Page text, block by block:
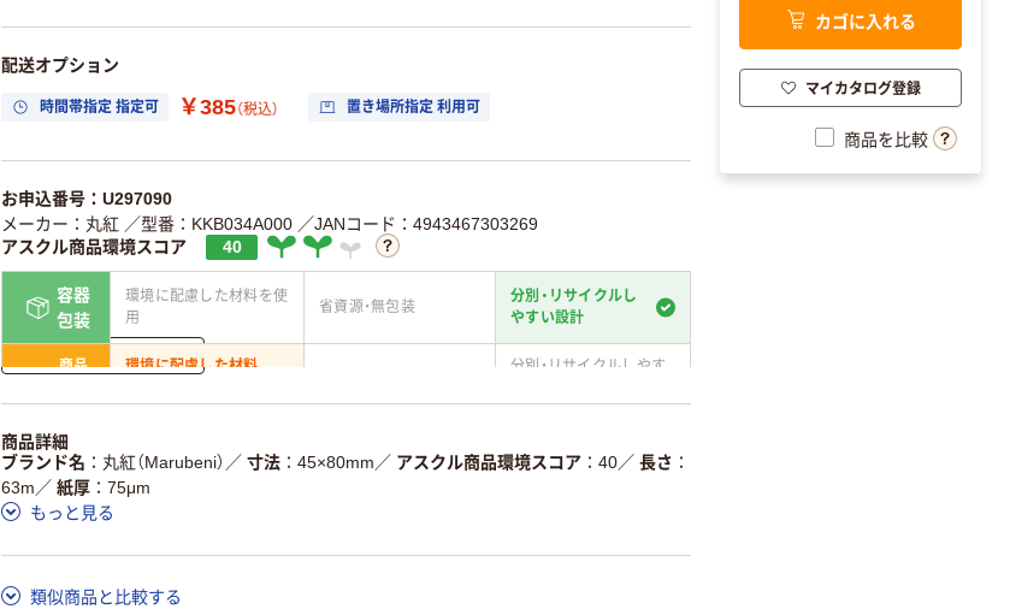
配送オプション
時間帯指定 指定可 ￥385（税込） 置き場所指定 利用可
お申込番号：U297090
メーカー：丸紅 ／型番：KKB034A000 ／JANコード：4943467303269
アスクル商品環境スコア
40
容器
包装
環境に配慮した材料を使
用
省資源・無包装
分別・リサイクルし
やすい設計
商品
環境に配慮した材料
分別・リサイクルしやす
仕組
る
ている
削減
この商品の環境配慮ポイントです。詳しくはページ下部の商品詳細「
ア詳細／加点項目
詳しく見る
商品詳細
ブランド名
丸紅（Marubeni） ／ 寸法 45×80mm ／ アスクル商品環境スコア 40／ 長さ
63m ／ 紙厚
75μm
もっと見る
類似商品と比較する
カゴに入れる
マイカタログ登録
商品を比較